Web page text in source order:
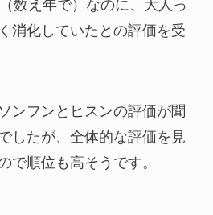
数え年で）なのに、大人っ
消化していたとの評価を受
ンフンとヒスンの評価が聞
したが、全体的な評価を見
で順位も高そうです。